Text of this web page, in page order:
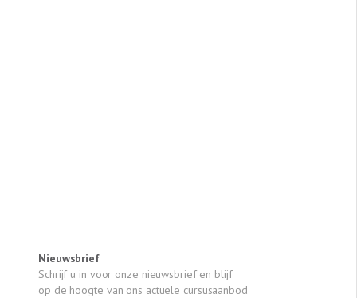
Nieuwsbrief
Schrijf u in voor onze nieuwsbrief en blijf
op de hoogte van ons actuele cursusaanbod